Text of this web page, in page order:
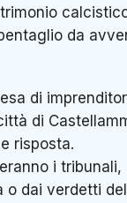
da
di
di
risposta.
i tribunali,
dai verdetti del